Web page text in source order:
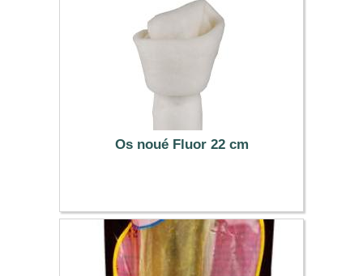
Os noué Fluor 22 cm
4.89 €